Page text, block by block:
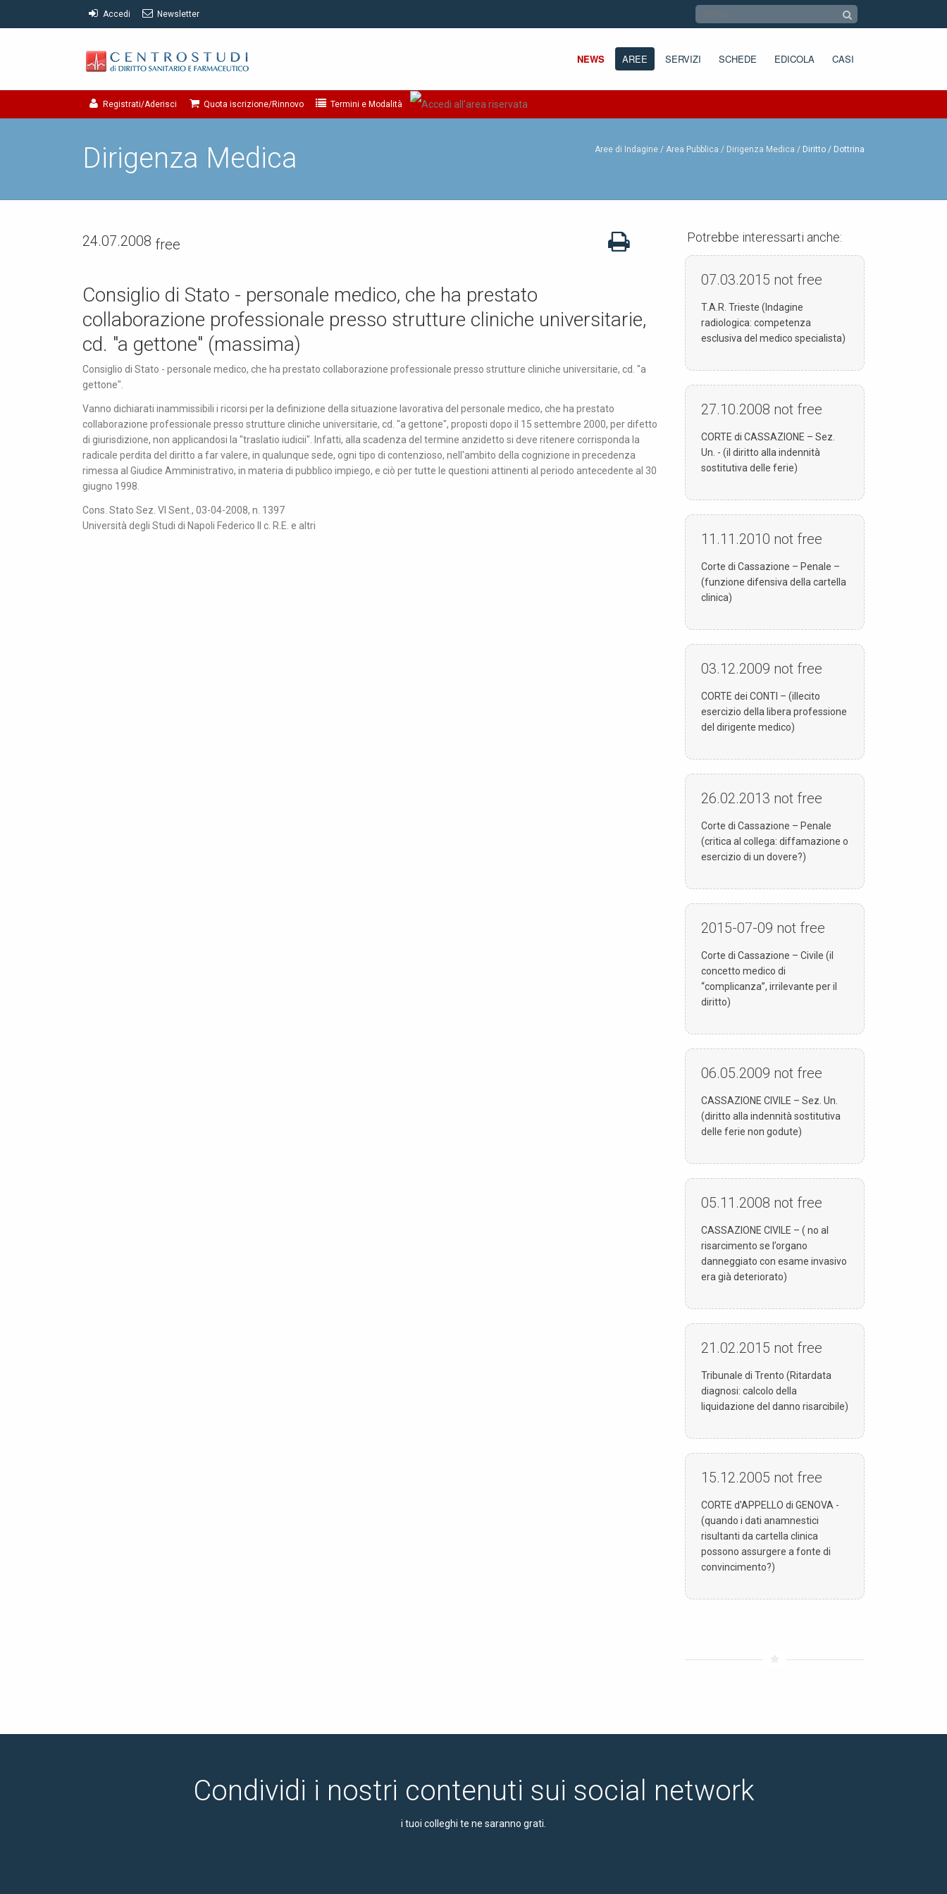
Accedi Newsletter
NEWS AREE SERVIZI SCHEDE EDICOLA CASI
Registrati/Aderisci Quota iscrizione/Rinnovo Termini e Modalità
Dirigenza Medica Aree di Indagine / Area Pubblica / Dirigenza Medica Diritto / Dottrina
24.07.2008 free
Consiglio di Stato - personale medico, che ha prestato
collaborazione professionale presso strutture cliniche universitarie,
cd. "a gettone" (massima)
Consiglio di Stato - personale medico, che ha prestato collaborazione professionale presso strutture cliniche universitarie, cd. "a
gettone".
Vanno dichiarati inammissibili i ricorsi per la definizione della situazione lavorativa del personale medico, che ha prestato
collaborazione professionale presso strutture cliniche universitarie, cd. "a gettone", proposti dopo il 15 settembre 2000, per difetto
di giurisdizione, non applicandosi la "traslatio iudicii". Infatti, alla scadenza del termine anzidetto si deve ritenere corrisponda la
radicale perdita del diritto a far valere, in qualunque sede, ogni tipo di contenzioso, nell'ambito della cognizione in precedenza
rimessa al Giudice Amministrativo, in materia di pubblico impiego, e ciò per tutte le questioni attinenti al periodo antecedente al 30
giugno 1998.
Cons. Stato Sez. VI Sent., 03-04-2008, n. 1397
Università degli Studi di Napoli Federico II c. R.E. e altri
Potrebbe interessarti anche:
07.03.2015 not free
T.A.R. Trieste (Indagine
radiologica: competenza
esclusiva del medico specialista)
27.10.2008 not free
CORTE di CASSAZIONE – Sez.
Un. - (il diritto alla indennità
sostitutiva delle ferie)
11.11.2010 not free
Corte di Cassazione – Penale –
(funzione difensiva della cartella
clinica)
03.12.2009 not free
CORTE dei CONTI – (illecito
esercizio della libera professione
del dirigente medico)
26.02.2013 not free
Corte di Cassazione – Penale
(critica al collega: diffamazione o
esercizio di un dovere?)
2015-07-09 not free
Corte di Cassazione – Civile (il
concetto medico di
“complicanza”, irrilevante per il
diritto)
06.05.2009 not free
CASSAZIONE CIVILE – Sez. Un.
(diritto alla indennità sostitutiva
delle ferie non godute)
05.11.2008 not free
CASSAZIONE CIVILE – ( no al
risarcimento se l’organo
danneggiato con esame invasivo
era già deteriorato)
21.02.2015 not free
Tribunale di Trento (Ritardata
diagnosi: calcolo della
liquidazione del danno risarcibile)
15.12.2005 not free
CORTE d'APPELLO di GENOVA -
(quando i dati anamnestici
risultanti da cartella clinica
possono assurgere a fonte di
convincimento?)
Condividi i nostri contenuti sui social network
i tuoi colleghi te ne saranno grati.